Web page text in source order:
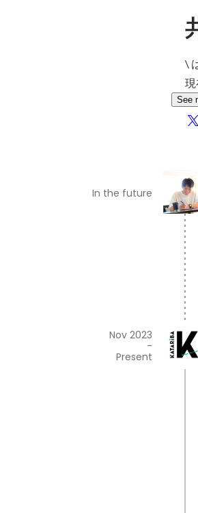
\
現
See
In the future
Nov 2023
-
Present